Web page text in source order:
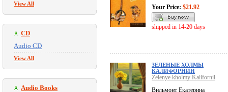
View All
CD
Audio CD
View All
Audio Books
Your Price: $21.92
shipped in 14-20 days
ЗЕЛЕНЫЕ ХОЛМЫ
КАЛИФОРНИИ
Zelenye kholmy Kalifornii
Вильмонт Екатерина